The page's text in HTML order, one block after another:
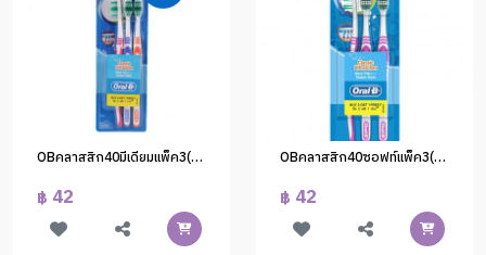
OBคลาสสิก40มีเดียมแพ็ค3(1*6)
฿ 42
OBคลาสสิก40ซอฟท์แพ็ค3(1*6)
฿ 42